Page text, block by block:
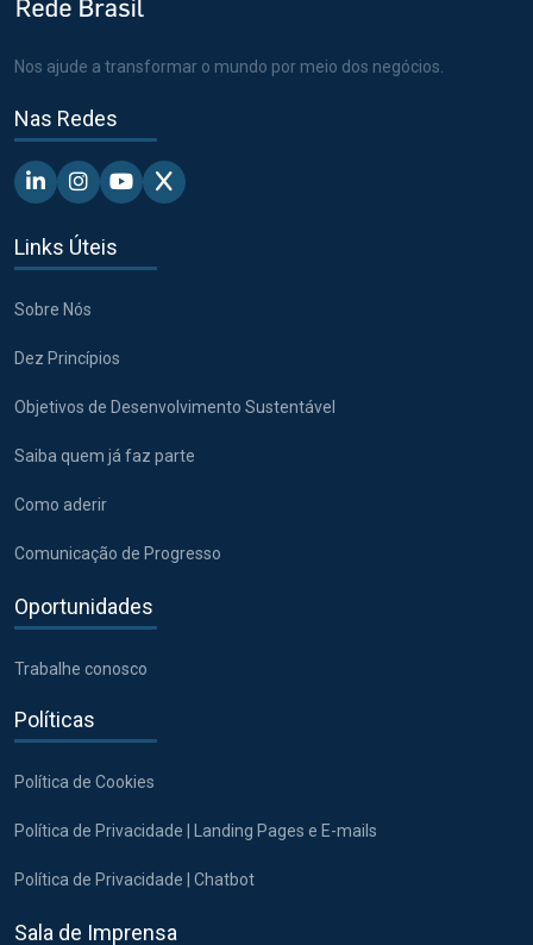
Nos ajude a transformar o mundo por meio dos negócios.
Nas Redes
Linkedin - Pacto Global BR
Instagram - Pacto Global BR
Youtube - Pacto Global BR
X - Pacto Global BR
Links Úteis
Sobre Nós
Dez Princípios
Objetivos de Desenvolvimento Sustentável
Saiba quem já faz parte
Como aderir
Comunicação de Progresso
Oportunidades
Trabalhe conosco
Políticas
Política de Cookies
Política de Privacidade | Landing Pages e E-mails
Política de Privacidade | Chatbot
Sala de Imprensa